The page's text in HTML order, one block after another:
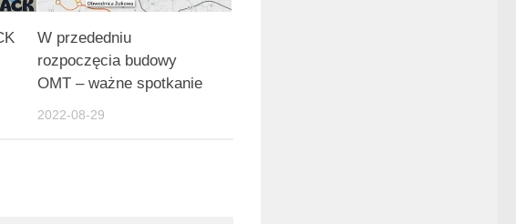
W przededniu
rozpoczęcia budowy
OMT – ważne spotkanie
2022-08-29